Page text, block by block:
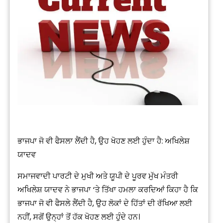
ਭਾਜਪਾ ਜੋ ਵੀ ਫੈਸਲਾ ਲੈਂਦੀ ਹੈ, ਉਹ ਖੋਹਣ ਲਈ ਹੁੰਦਾ ਹੈ: ਅਖਿਲੇਸ਼
ਯਾਦਵ
ਸਮਾਜਵਾਦੀ ਪਾਰਟੀ ਦੇ ਮੁਖੀ ਅਤੇ ਯੂਪੀ ਦੇ ਪੂਰਵ ਮੁੱਖ ਮੰਤਰੀ
ਅਖਿਲੇਸ਼ ਯਾਦਵ ਨੇ ਭਾਜਪਾ ‘ਤੇ ਤਿੱਖਾ ਹਮਲਾ ਕਰਦਿਆਂ ਕਿਹਾ ਹੈ ਕਿ
ਭਾਜਪਾ ਜੋ ਵੀ ਫੈਸਲੇ ਲੈਂਦੀ ਹੈ, ਉਹ ਲੋਕਾਂ ਦੇ ਹਿੱਤਾਂ ਦੀ ਰੱਖਿਆ ਲਈ
ਨਹੀਂ, ਸਗੋਂ ਉਨ੍ਹਾਂ ਤੋਂ ਹੱਕ ਖੋਹਣ ਲਈ ਹੁੰਦੇ ਹਨ।